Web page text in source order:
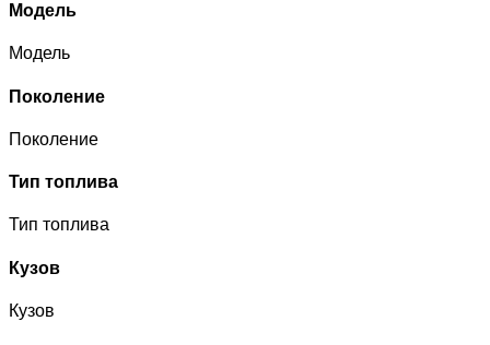
Модель
Модель
Поколение
Поколение
Тип топлива
Тип топлива
Кузов
Кузов